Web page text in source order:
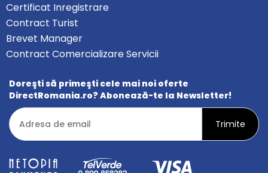
Certificat Inregistrare
Contract Turist
Brevet Manager
Contract Comercializare Servicii
Doreşti să primeşti cele mai noi oferte
DirectRomania.ro? Abonează-te la Newsletter!